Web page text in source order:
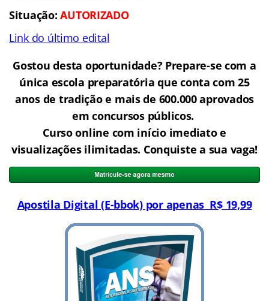
Situação:AUTORIZADO
Link do último edital
Gostou desta oportunidade? Prepare-se com a
única escola preparatória que conta com 25
anos de tradição e mais de 600.000 aprovados
em concursos públicos.
Curso online com início imediato e
visualizações ilimitadas. Conquiste a sua vaga!
Apostila Digital (E-bbok) por apenas R$ 19,99